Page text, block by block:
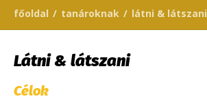
főoldal / tanároknak / látni & látszani
Látni & látszani
Célok